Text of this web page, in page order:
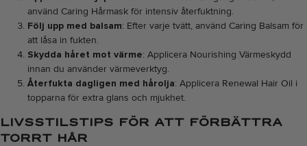
använd Caring Hårmask för intensiv återfuktning.
Följ upp med balsam: Efter varje tvätt, använd Caring Balsam för
att låsa in fukten.
Skydda håret mot värme: Applicera Nourishing Värmeskydd
innan du använder värmeverktyg.
Återfukta dagligen med hårolja: Applicera Renewal Hair Oil i
topparna för extra glans och mjukhet.
LIVSSTILSTIPS FÖR ATT FÖRBÄTTRA
TORRT HÅR